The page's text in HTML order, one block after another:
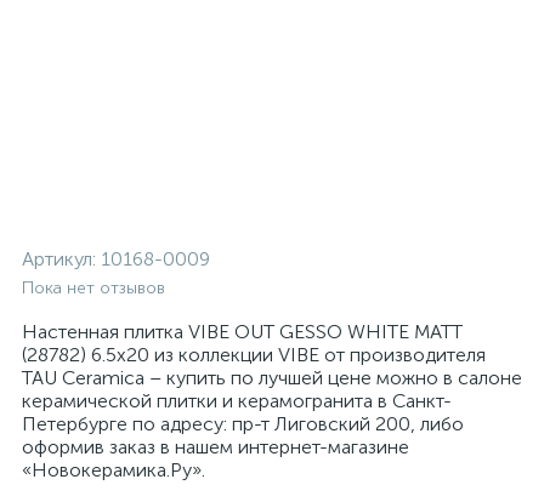
Артикул: 10168-0009
Пока нет отзывов
Настенная плитка VIBE OUT GESSO WHITE MATT
(28782) 6.5x20 из коллекции VIBE от производителя
TAU Ceramica – купить по лучшей цене можно в салоне
керамической плитки и керамогранита в Санкт-
Петербурге по адресу: пр-т Лиговский 200, либо
оформив заказ в нашем интернет-магазине
«Новокерамика.Ру».